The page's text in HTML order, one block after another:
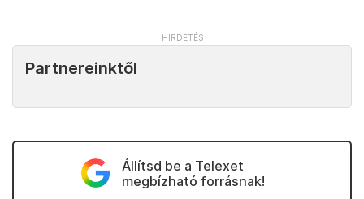
Partnereinktől
Állítsd be a Telexet
megbízható forrásnak!